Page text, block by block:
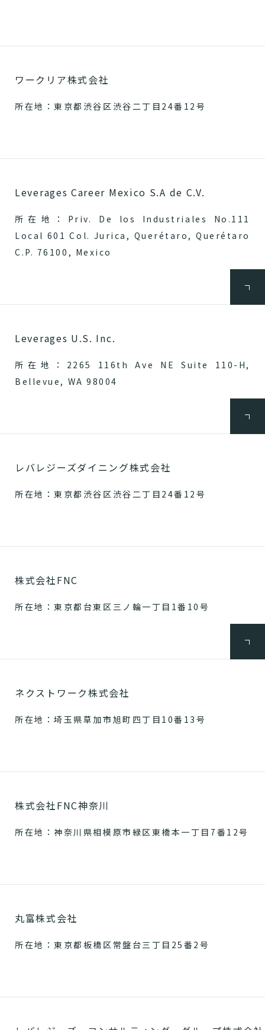
ワークリア株式会社
所在地：東京都渋谷区渋谷二丁目24番12号
Leverages Career Mexico S.A de C.V.
所在地：Priv. De los Industriales No.111
Local 601 Col. Jurica, Querétaro, Querétaro
C.P. 76100, Mexico
Leverages U.S. Inc.
所在地：2265 116th Ave NE Suite 110-H,
Bellevue, WA 98004
レバレジーズダイニング株式会社
所在地：東京都渋谷区渋谷二丁目24番12号
株式会社FNC
所在地：東京都台東区三ノ輪一丁目1番10号
ネクストワーク株式会社
所在地：埼玉県草加市旭町四丁目10番13号
株式会社FNC神奈川
所在地：神奈川県相模原市緑区東橋本一丁目7番12号
丸富株式会社
所在地：東京都板橋区常盤台三丁目25番2号